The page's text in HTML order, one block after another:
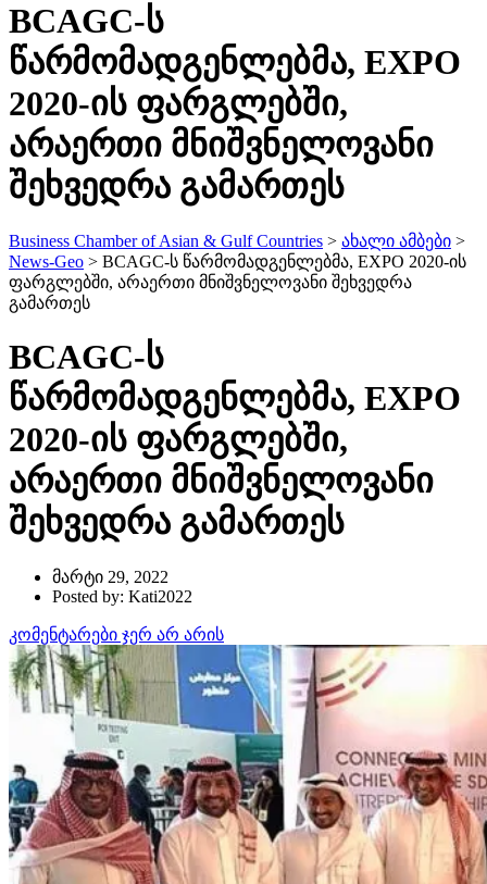
BCAGC-ს
წარმომადგენლებმა, EXPO
2020-ის ფარგლებში,
არაერთი მნიშვნელოვანი
შეხვედრა გამართეს
Business Chamber of Asian & Gulf Countries > ახალი ამბები >
News-Geo > BCAGC-ს წარმომადგენლებმა, EXPO 2020-ის
ფარგლებში, არაერთი მნიშვნელოვანი შეხვედრა
გამართეს
BCAGC-ს
წარმომადგენლებმა, EXPO
2020-ის ფარგლებში,
არაერთი მნიშვნელოვანი
შეხვედრა გამართეს
მარტი 29, 2022
Posted by: Kati2022
კომენტარები ჯერ არ არის